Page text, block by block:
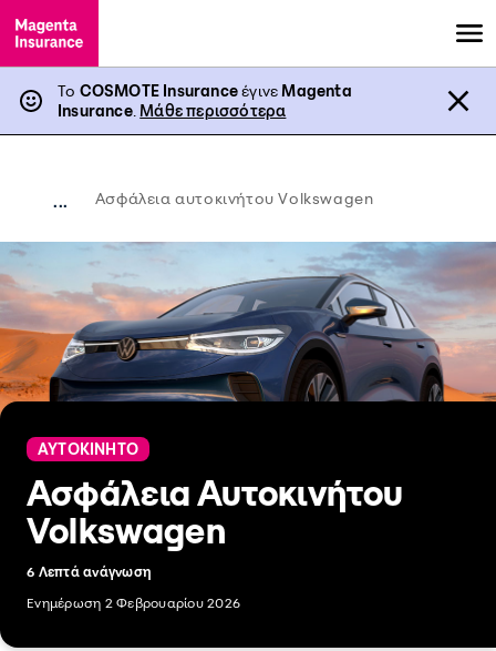
Το COSMOTE InsuranceέγινεMagenta
Insurance. Μάθε περισσότερα
... Ασφάλεια αυτοκινήτου Volkswagen
ΑΥΤΟΚΙΝΗΤΟ
Ασφάλεια Αυτοκινήτου
Volkswagen
6 Λεπτά ανάγνωση
Ενημέρωση 2 Φεβρουαρίου 2026